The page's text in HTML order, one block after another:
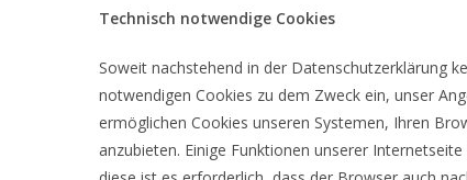
Technisch notwendige Cookies
Soweit nachstehend in der Datenschutzerklärung
notwendigen Cookies zu dem Zweck ein, unser
ermöglichen Cookies unseren Systemen, Ihren
anzubieten. Einige Funktionen unserer